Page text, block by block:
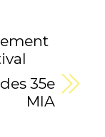
35e
MIA